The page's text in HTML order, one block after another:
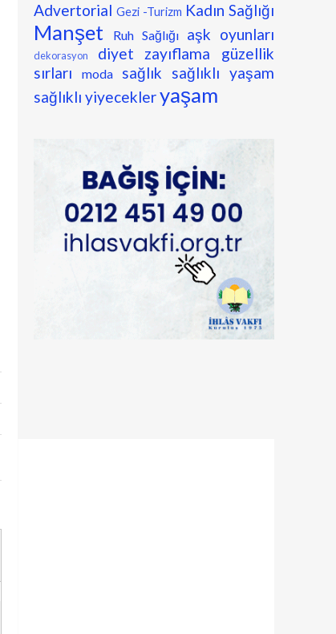
Advertorial Gezi -Turizm Kadın Sağlığı
Manşet Ruh Sağlığı aşk oyunları
dekorasyon diyet zayıflama
güzellik
sırları
moda sağlık
sağlıklı yaşam
sağlıklı yiyecekleryaşam